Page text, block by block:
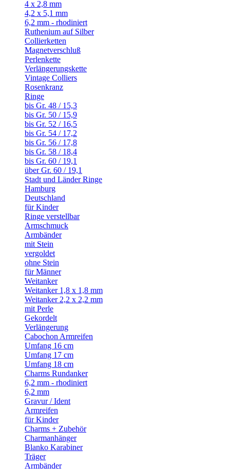
4 x 2,8 mm
4,2 x 5,1 mm
6,2 mm - rhodiniert
Ruthenium auf Silber
Collierketten
Magnetverschluß
Perlenkette
Verlängerungskette
Vintage Colliers
Rosenkranz
Ringe
bis Gr. 48 / 15,3
bis Gr. 50 / 15,9
bis Gr. 52 / 16,5
bis Gr. 54 / 17,2
bis Gr. 56 / 17,8
bis Gr. 58 / 18,4
bis Gr. 60 / 19,1
über Gr. 60 / 19,1
Stadt und Länder Ringe
Hamburg
Deutschland
für Kinder
Ringe verstellbar
Armschmuck
Armbänder
mit Stein
vergoldet
ohne Stein
für Männer
Weitanker
Weitanker 1,8 x 1,8 mm
Weitanker 2,2 x 2,2 mm
mit Perle
Gekordelt
Verlängerung
Cabochon Armreifen
Umfang 16 cm
Umfang 17 cm
Umfang 18 cm
Charms Rundanker
6,2 mm - rhodiniert
6,2 mm
Gravur / Ident
Armreifen
für Kinder
Charms + Zubehör
Charmanhänger
Blanko Karabiner
Träger
Armbänder